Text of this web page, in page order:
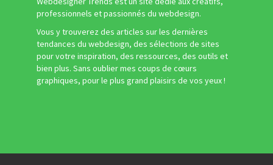
professionnels et passionnés du webdesign.
Vous y trouverez des articles sur les dernières
tendances du webdesign, des sélections de sites
pour votre inspiration, des ressources, des outils et
bien plus. Sans oublier mes coups de cœurs
graphiques, pour le plus grand plaisirs de vos yeux !